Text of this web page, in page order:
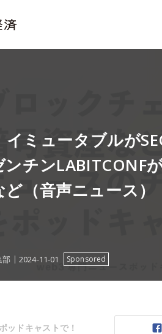
イミュータブルが
チンLABITCONF
（音声ニュース）
部 2024-11-01 Sponsored
ッドキャストで！